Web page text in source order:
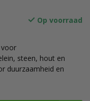
Op voorraad
steen, hout en
duurzaamheid en